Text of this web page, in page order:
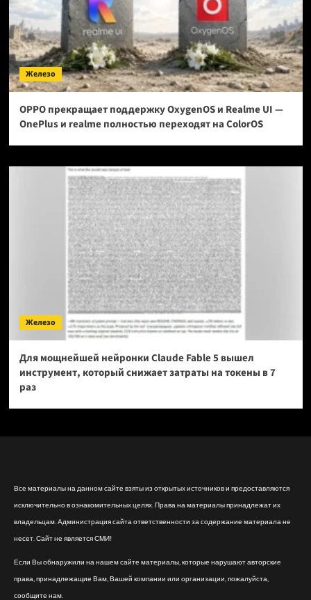
Железо
OPPO прекращает поддержку OxygenOS и Realme UI —
OnePlus и realme полностью переходят на ColorOS
Железо
Для мощнейшей нейронки Claude Fable 5 вышел
инструмент, который снижает затраты на токены в 7
раз
Все материалы на данном сайте взяты из открытых источников и предоставляются
исключительно в ознакомительных целях. Права на материалы принадлежат их
владельцам. Администрация сайта ответственности за содержание материала не
несет. Сайт не является СМИ!
Если Вы обнаружили на нашем сайте материалы, которые нарушают авторские
права, принадлежащие Вам, Вашей компании или организации, пожалуйста,
сообщите нам.